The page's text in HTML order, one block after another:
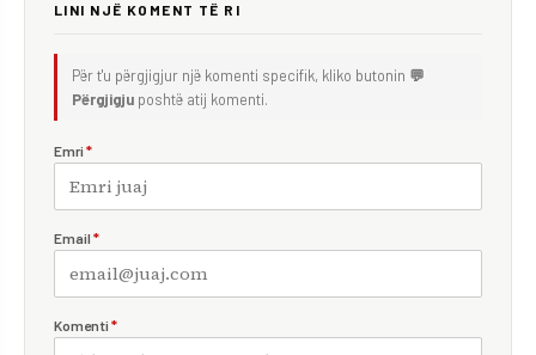
LINI NJË KOMENT TË RI
Për t'u përgjigjur një komenti specifik, kliko butonin 💬
Përgjigju poshtë atij komenti.
Emri *
Email *
Komenti *